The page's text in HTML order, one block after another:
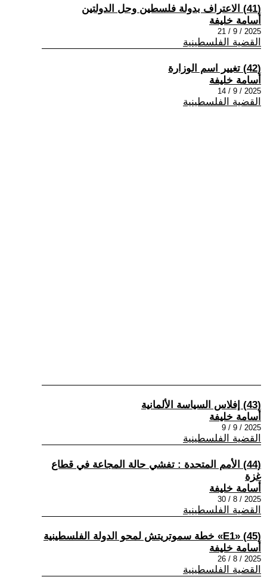
(41) الاعتراف بدولة فلسطين وحل الدولتين
أسامة خليفة
2025 / 9 / 21
القضية الفلسطينية
(42) تغيير اسم الوزارة
أسامة خليفة
2025 / 9 / 14
القضية الفلسطينية
(43) إفلاس السياسة الألمانية
أسامة خليفة
2025 / 9 / 9
القضية الفلسطينية
(44) الأمم المتحدة : تفشي حالة المجاعة في قطاع
غزة
أسامة خليفة
2025 / 8 / 30
القضية الفلسطينية
(45) «E1» خطة سموتريتش لمحو الدولة الفلسطينية
أسامة خليفة
2025 / 8 / 26
القضية الفلسطينية